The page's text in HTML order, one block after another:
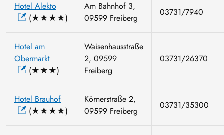
Hotel Alekto
(★★★★)
Am Bahnhof 3,
09599 Freiberg
03731/7940
Hotel am
Obermarkt
(★★★)
Waisenhausstraße
2, 09599
Freiberg
03731/26370
Hotel Brauhof
(★★★★)
Körnerstraße 2,
09599 Freiberg
03731/35300